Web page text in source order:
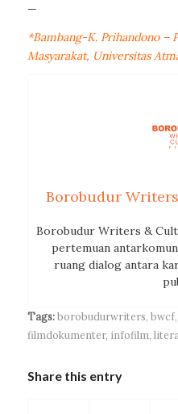
—
*Bambang-K. Prihandono –
Masyarakat, Universitas
Borobudur
Borobudur Writers &
pertemuan
ruang dialog antara
Tags: borobudurwriters, bwcf,
filmdokumenter, infofilm,
Share this entry